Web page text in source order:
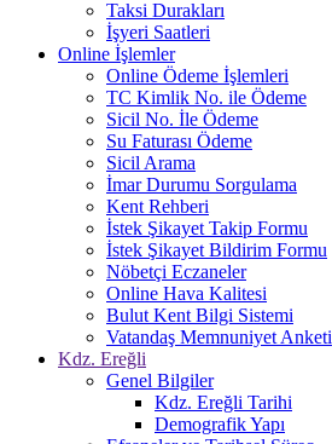
Taksi Durakları
İşyeri Saatleri
Online İşlemler
Online Ödeme İşlemleri
TC Kimlik No. ile Ödeme
Sicil No. İle Ödeme
Su Faturası Ödeme
Sicil Arama
İmar Durumu Sorgulama
Kent Rehberi
İstek Şikayet Takip Formu
İstek Şikayet Bildirim Formu
Nöbetçi Eczaneler
Online Hava Kalitesi
Bulut Kent Bilgi Sistemi
Vatandaş Memnuniyet Anketi
Kdz. Ereğli
Genel Bilgiler
Kdz. Ereğli Tarihi
Demografik Yapı